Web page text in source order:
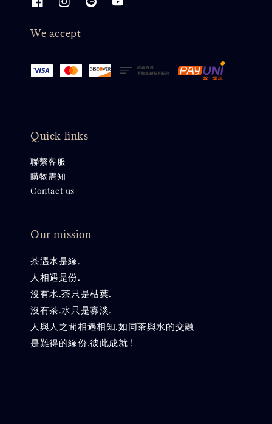
We accept
Quick links
聯繫客服
購物需知
Contact us
Our mission
茶遇水是緣.
人相遇是份.
沒有水.茶只是枯葉.
沒有茶.水只是寡淡.
人與人之間相遇相知.如同茶與水的交融
是難得的緣份.彼此成就 !